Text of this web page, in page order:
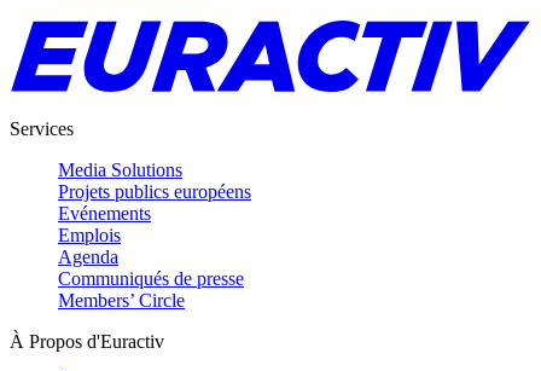
Services
Media Solutions
Projets publics européens
Evénements
Emplois
Agenda
Communiqués de presse
Members’ Circle
À Propos d'Euractiv